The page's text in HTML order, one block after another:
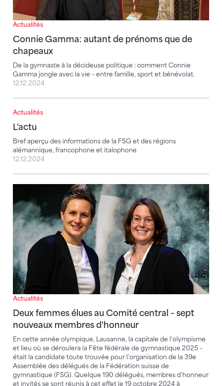
Actualités
Connie Gamma: autant de prénoms que de
chapeaux
De la gymnaste à la décideuse politique : comment Connie
Gamma jongle avec la vie – entre famille, sport et bénévolat.
12.12.2024
Actualités
L'actu
Bref aperçu des informations de la FSG et des régions
alémannique, francophone et italophone
L'actu
12.12.2024
Actualités
Deux femmes élues au Comité central – sept
nouveaux membres d'honneur
En cette année olympique, Lausanne, la capitale de l’olympisme
et lieu où se déroulera la Fête fédérale de gymnastique 2025 –
était la candidate toute trouvée pour l’organisation de la 39e
Assemblée des délégués de la Fédération suisse de
gymnastique (FSG). Quelque 190 délégués, membres d'honneur
et invités se sont réunis à cet effet le 19 octobre 2024 à
Deux femmes élues au Comité central – sept